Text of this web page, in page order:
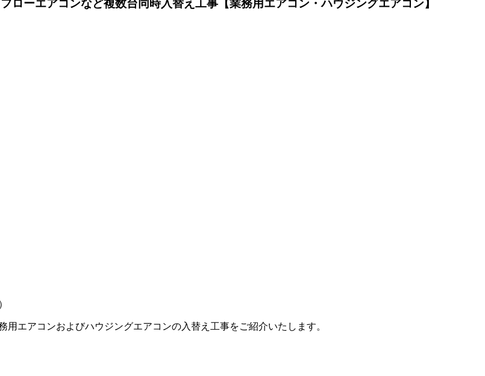
ーエアコンなど複数台同時入替え工事【業務用エアコン・ハウジングエアコン】
）
エアコンおよびハウジングエアコンの入替え工事をご紹介いたします。